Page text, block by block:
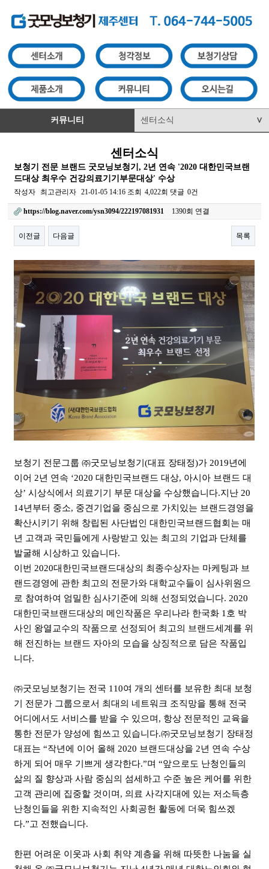
커뮤니티 센터소식 ∨
센터소식
보청기 전문 브랜드 굿모닝보청기, 2년 연속 '2020 대한민국브랜
드대상 최우수 건강의료기기부문대상' 수상
작성자 최고관리자 21-01-05 14:16 조회 4,022회 댓글 0건
https://blog.naver.com/ysn3094/222197081931 1390회 연결
이전글 다음글 목록
본문
보청기 전문그룹 ㈜굿모닝보청기(대표 장태정)가 2019년에
이어 2년 연속 ‘2020 대한민국브랜드 대상, 아시아 브랜드 대
상’ 시상식에서 의료기기 부문 대상을 수상했습니다.지난 20
14년부터 중소, 중견기업을 중심으로 가치있는 브랜드경영을
확산시키기 위해 창립된 사단법인 대한민국브랜드협회는 매
년 고객과 국민들에게 사랑받고 있는 최고의 기업과 단체를
발굴해 시상하고 있습니다.
이번 2020대한민국브랜드대상의 최종수상자는 마케팅과 브
랜드경영에 관한 최고의 전문가와 대학교수들이 심사위원으
로 참여하여 엄밀한 심사기준에 의해 선정되었습니다. 2020
대한민국브랜드대상의 메인작품은 우리나라 한국화 1호 박
사인 왕열교수의 작품으로 선정되어 최고의 브랜드세계를 위
해 전진하는 브랜드 자아의 모습을 상징적으로 담은 작품입
니다.
㈜굿모닝보청기는 전국 110여 개의 센터를 보유한 최대 보청
기 전문가 그룹으로서 최대의 네트워크 조직망을 통해 전국
어디에서도 서비스를 받을 수 있으며, 항상 전문적인 교육을
통한 전문가 양성에 힘쓰고 있습니다.㈜굿모닝보청기 장태정
대표는 “작년에 이어 올해 2020 브랜드대상을 2년 연속 수상
하게 되어 매우 기쁘게 생각한다.”며 “앞으로도 난청인들의
삶의 질 향상과 사람 중심의 섬세하고 수준 높은 케어를 위한
고객 관리에 집중할 것이며, 의료 사각지대에 있는 저소득층
난청인들을 위한 지속적인 사회공헌 활동에 더욱 힘쓰겠
다.”고 전했습니다.
한편 어려운 이웃과 사회 취약 계층을 위해 따뜻한 나눔을 실